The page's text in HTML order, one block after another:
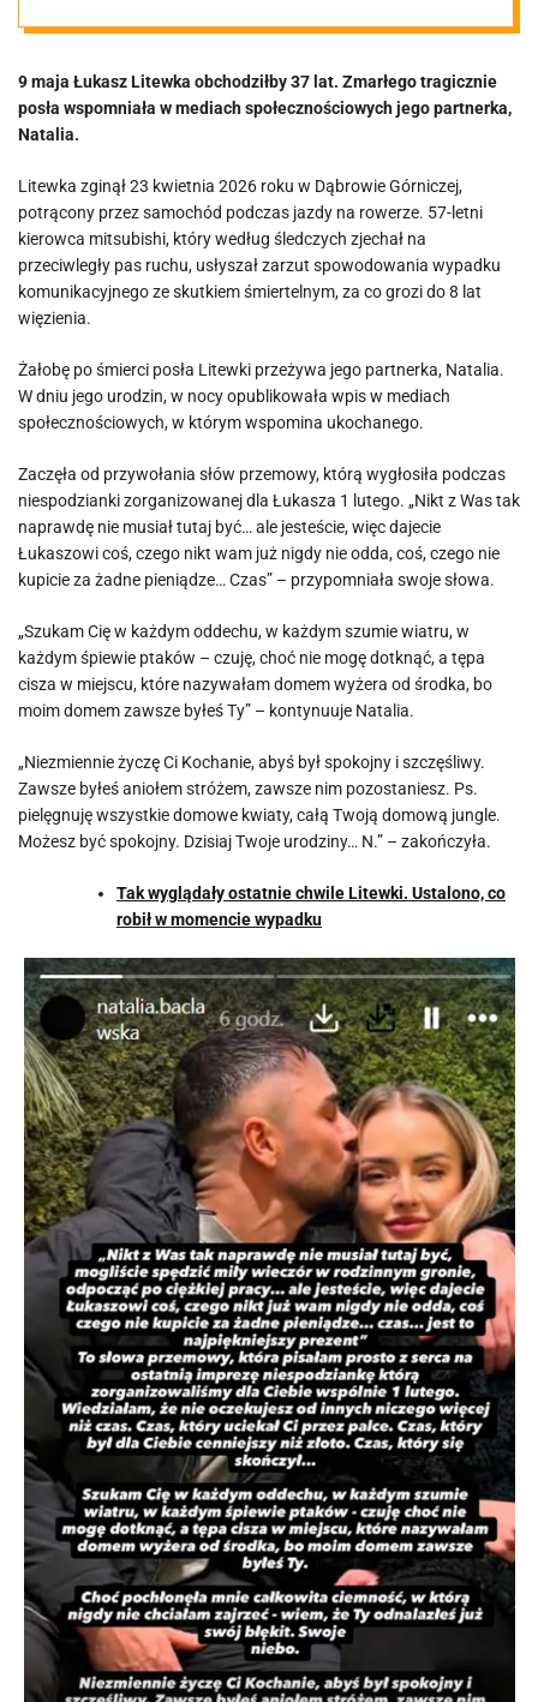
opublikowała
wzruszający
wpis [FOTO]
9 maja Łukasz Litewka obchodziłby 37 lat. Zmarłego tragicznie
posła wspomniała w mediach społecznościowych jego partnerka,
Natalia.
Litewka zginął 23 kwietnia 2026 roku w Dąbrowie Górniczej,
potrącony przez samochód podczas jazdy na rowerze. 57-letni
kierowca mitsubishi, który według śledczych zjechał na
przeciwległy pas ruchu, usłyszał zarzut spowodowania wypadku
komunikacyjnego ze skutkiem śmiertelnym, za co grozi do 8 lat
więzienia.
Żałobę po śmierci posła Litewki przeżywa jego partnerka, Natalia.
W dniu jego urodzin, w nocy opublikowała wpis w mediach
społecznościowych, w którym wspomina ukochanego.
Zaczęła od przywołania słów przemowy, którą wygłosiła podczas
niespodzianki zorganizowanej dla Łukasza 1 lutego. „Nikt z Was tak
naprawdę nie musiał tutaj być… ale jesteście, więc dajecie
Łukaszowi coś, czego nikt wam już nigdy nie odda, coś, czego nie
kupicie za żadne pieniądze… Czas” – przypomniała swoje słowa.
„Szukam Cię w każdym oddechu, w każdym szumie wiatru, w
każdym śpiewie ptaków – czuję, choć nie mogę dotknąć, a tępa
cisza w miejscu, które nazywałam domem wyżera od środka, bo
moim domem zawsze byłeś Ty” – kontynuuje Natalia.
„Niezmiennie życzę Ci Kochanie, abyś był spokojny i szczęśliwy.
Zawsze byłeś aniołem stróżem, zawsze nim pozostaniesz. Ps.
pielęgnuję wszystkie domowe kwiaty, całą Twoją domową jungle.
Możesz być spokojny. Dzisiaj Twoje urodziny… N.” – zakończyła.
Tak wyglądały ostatnie chwile Litewki. Ustalono, co
robił w momencie wypadku